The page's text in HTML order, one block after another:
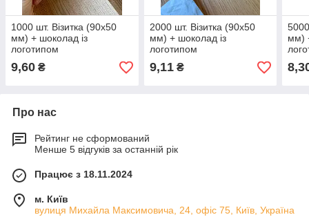
1000 шт. Візитка (90х50
мм) + шоколад із
логотипом
9,60 ₴
2000 шт. Візитка (90х50
мм) + шоколад із
логотипом
9,11₴
мм)
Про нас
Рейтинг не сформований
Менше 5 відгуків за останній рік
Працює з 18.11.2024
м. Київ
вулиця Михайла Максимовича, 24, офіс 75, Київ, Україна